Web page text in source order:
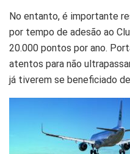
No entanto, é importante
por tempo de adesão ao
20.000 pontos por ano.
atentos para não
já tiverem se beneficiado